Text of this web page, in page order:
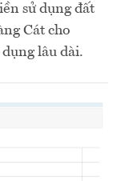
sử dụng đất
Cát cho
lâu dài.